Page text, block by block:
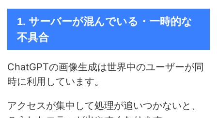
1. サーバーが混んでいる・一時的な
不具合
ChatGPTの画像生成は世界中のユーザーが同
時に利用しています。
アクセスが集中して処理が追いつかないと、